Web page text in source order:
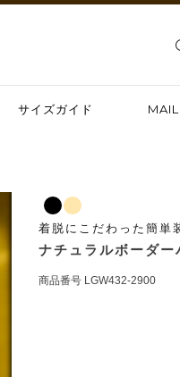
サイズガイド
着脱にこだわった簡単
ナチュラルボーダー
商品番号 LGW432-2900